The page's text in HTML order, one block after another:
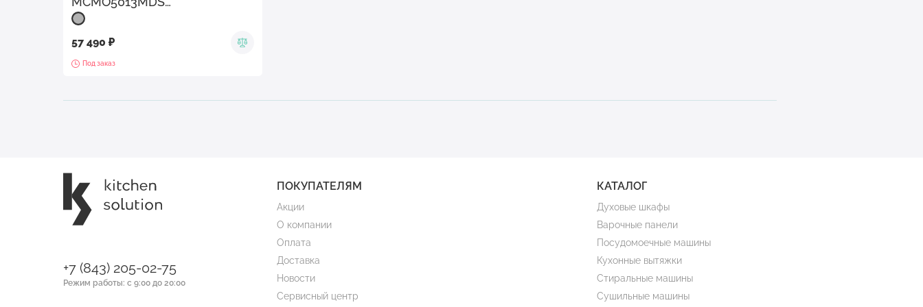
Нержавеющая сталь
57 490 ₽
Под заказ
+7 (843) 205-02-75
Режим работы: с 9:00 до 20:00
ПОКУПАТЕЛЯМ
Акции
О компании
Оплата
Доставка
Новости
Сервисный центр
КАТАЛОГ
Духовые шкафы
Варочные панели
Посудомоечные машины
Кухонные вытяжки
Стиральные машины
Сушильные машины